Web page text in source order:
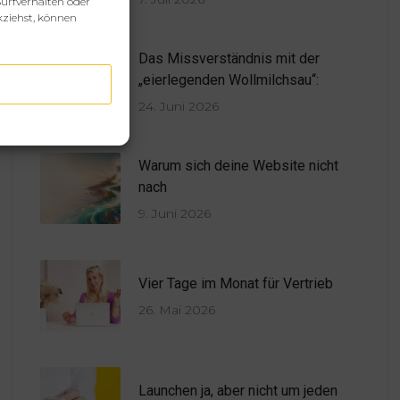
können
Das Missverständnis mit der
„eierlegenden Wollmilchsau“:
24. Juni 2026
Warum sich deine Website nicht
nach
9. Juni 2026
Vier Tage im Monat für Vertrieb
26. Mai 2026
Launchen ja, aber nicht um jeden